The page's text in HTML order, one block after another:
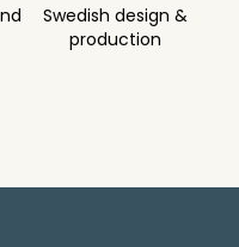
Swedish design &
production